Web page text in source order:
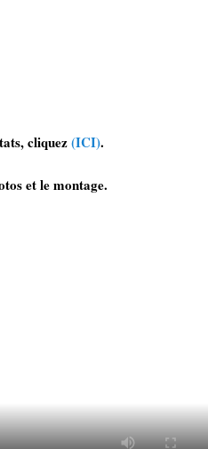
cliquez(ICI).
et le montage.